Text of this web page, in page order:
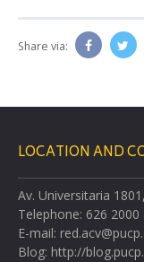
Share via:
LOCATION AND
Av. Universitaria
Telephone: 626
E-mail:
Blog: http://